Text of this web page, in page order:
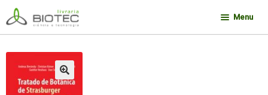
Pular
para
navegação
Pular
para
o
conteúdo
Menu
🔍